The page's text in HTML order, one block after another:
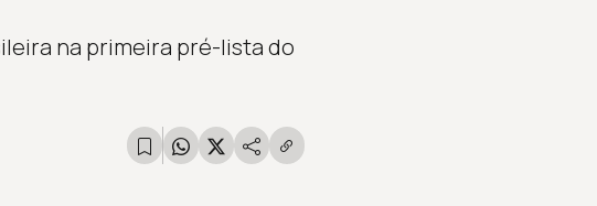
na primeira pré-lista do